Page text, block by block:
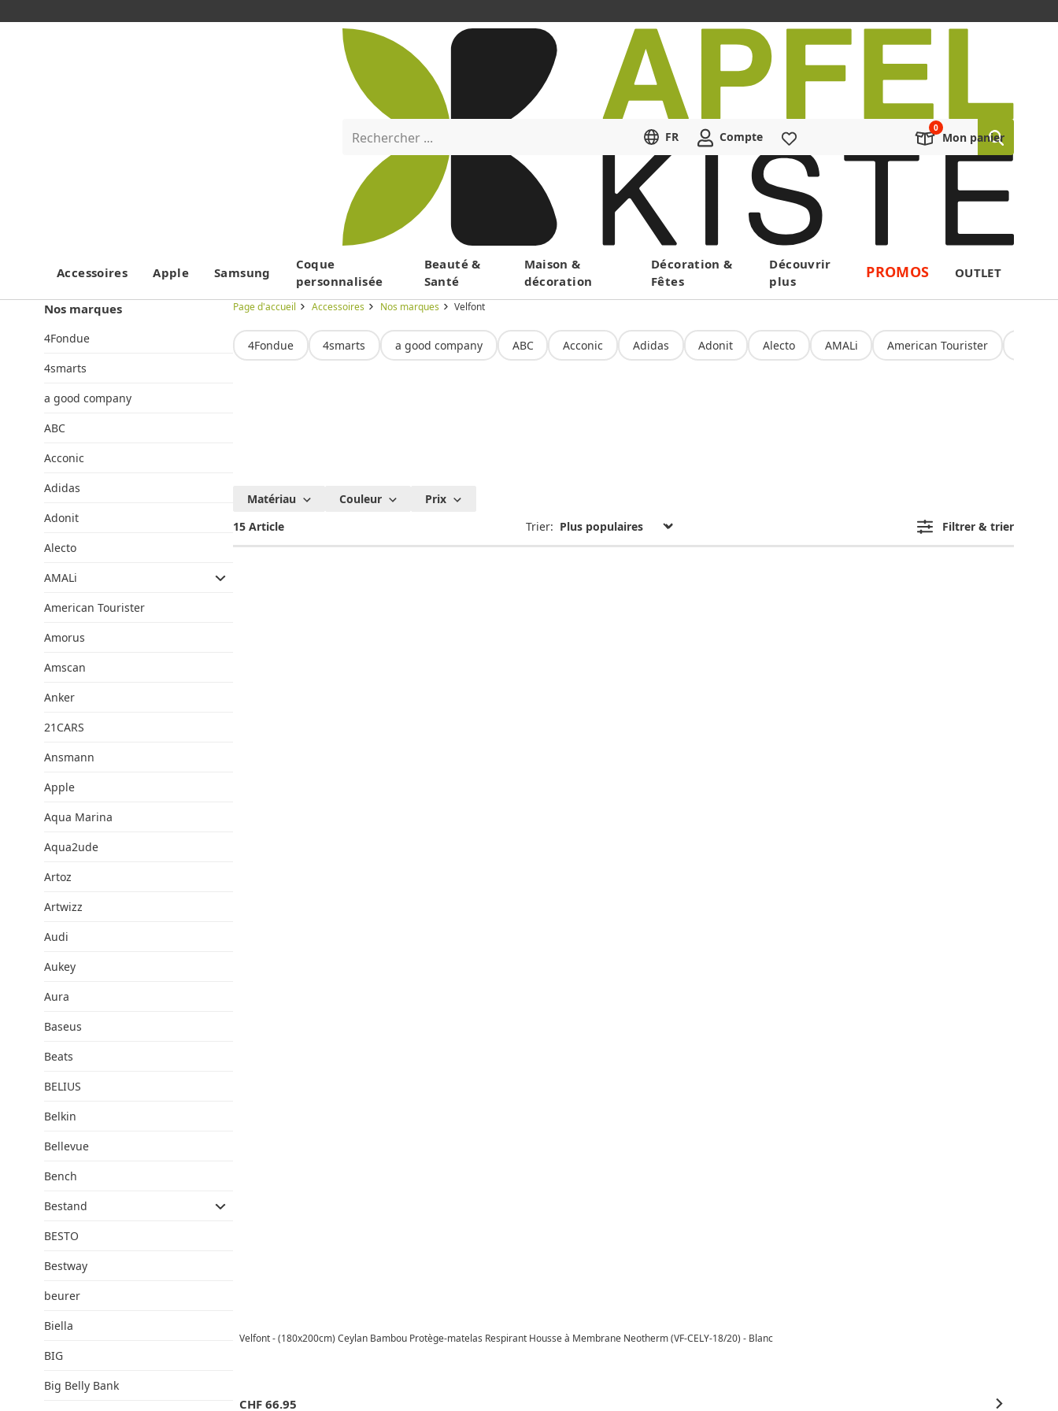
Menu
Rechercher ... FR Compte Mon panier
Accessoires Apple Samsung
Coque
personnalisée
Beauté &
Santé
Maison &
décoration
Décoration &
Fêtes
Découvrir
plus
PROMOS OUTLET
Nos marques
4Fondue
4smarts
a good company
ABC
Acconic
Adidas
Adonit
Alecto
AMALi
American Tourister
Amorus
Amscan
Anker
21CARS
Ansmann
Apple
Aqua Marina
Aqua2ude
Artoz
Artwizz
Audi
Aukey
Aura
Baseus
Beats
BELIUS
Belkin
Bellevue
Bench
Bestand
BESTO
Bestway
beurer
Biella
BIG
Big Belly Bank
Page d'accueil Accessoires Nos marques Velfont
4Fondue 4smarts a good company ABC Acconic Adidas Adonit Alecto AMALi American Tourister
Velfont
Matériau Couleur
Prix
15 Article
Trier: Filtrer & trier
Velfont - (180x200cm) Ceylan Bambou Protège-matelas Respirant Housse à Membrane Neotherm (VF-CELY-18/20) - Blanc
CHF 66.95